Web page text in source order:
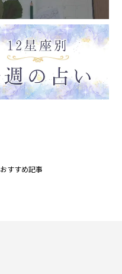
おすすめ記事